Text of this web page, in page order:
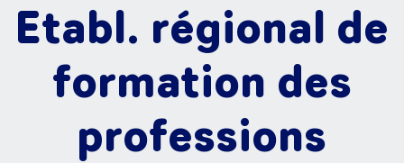
Etabl. régional de
formation des
professions